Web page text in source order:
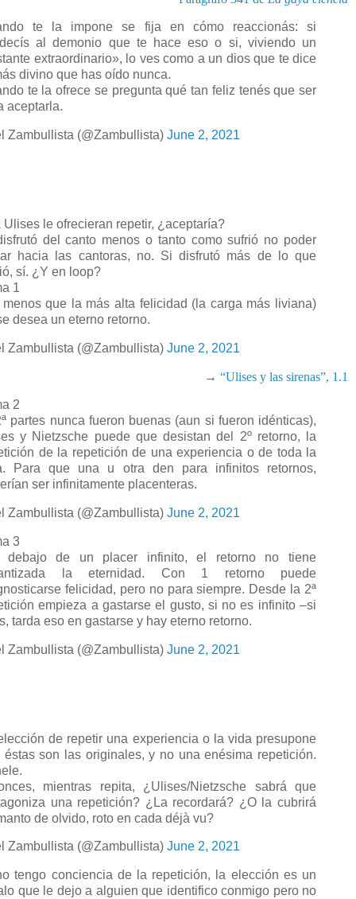
te la impone se fija en cómo reaccionás: si
al demonio que te hace eso o si, viviendo un
extraordinario», lo ves como a un dios que te dice
divino que has oído nunca.
te la ofrece se pregunta qué tan feliz tenés que ser
aceptarla.
Zambullista (@Zambullista) June 2, 2021
Ulises le ofrecieran repetir, ¿aceptaría?
del canto menos o tanto como sufrió no poder
hacia las cantoras, no. Si disfrutó más de lo que
sí. ¿Y en loop?
1
menos que la más alta felicidad (la carga más liviana)
desea un eterno retorno.
Zambullista (@Zambullista) June 2, 2021
→ “Ulises y las sirenas”, 1.1
2
partes nunca fueron buenas (aun si fueron idénticas),
y Nietzsche puede que desistan del 2º retorno, la
de la repetición de una experiencia o de toda la
Para que una u otra den para infinitos retornos,
ser infinitamente placenteras.
Zambullista (@Zambullista) June 2, 2021
3
debajo de un placer infinito, el retorno no tiene
la eternidad. Con 1 retorno puede
felicidad, pero no para siempre. Desde la 2ª
empieza a gastarse el gusto, si no es infinito –si
tarda eso en gastarse y hay eterno retorno.
Zambullista (@Zambullista) June 2, 2021
de repetir una experiencia o la vida presupone
éstas son las originales, y no una enésima repetición.
mientras repita, ¿Ulises/Nietzsche sabrá que
una repetición? ¿La recordará? ¿O la cubrirá
de olvido, roto en cada déjà vu?
Zambullista (@Zambullista) June 2, 2021
tengo conciencia de la repetición, la elección es un
que le dejo a alguien que identifico conmigo pero no